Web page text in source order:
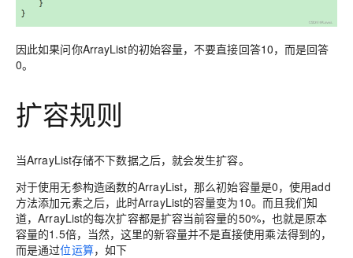
因此如果问你ArrayList的初始容量，不要直接回答10，而是回答
0。
扩容规则
当ArrayList存储不下数据之后，就会发生扩容。
对于使用无参构造函数的ArrayList，那么初始容量是0，使用add
方法添加元素之后，此时ArrayList的容量变为10。而且我们知
道，ArrayList的每次扩容都是扩容当前容量的50%，也就是原本
容量的1.5倍，当然，这里的新容量并不是直接使用乘法得到的，
而是通过位运算，如下